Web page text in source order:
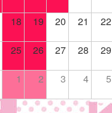
18 19 20 21 22
25 26 27 28 29
1 2 3 4 5